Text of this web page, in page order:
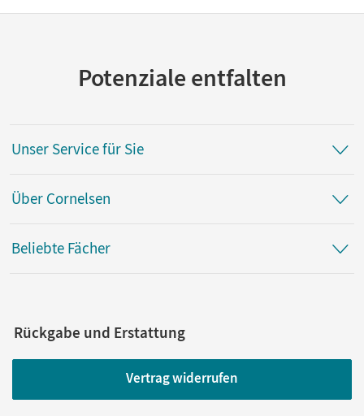
Potenziale entfalten
Unser Service für Sie
Über Cornelsen
Beliebte Fächer
Rückgabe und Erstattung
Vertrag widerrufen